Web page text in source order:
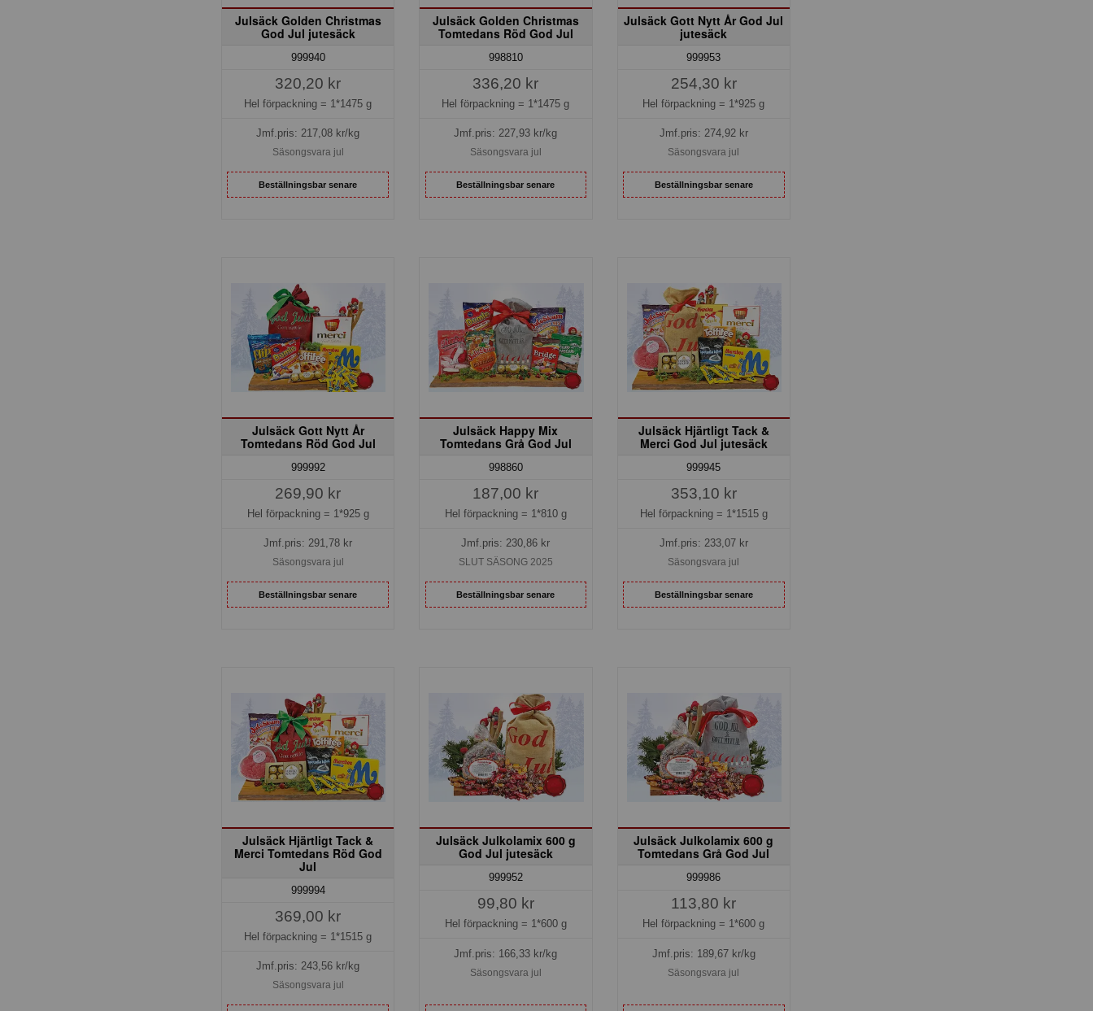
Julsäck Golden Christmas
God Jul jutesäck
999940
320,20 kr
Hel förpackning = 1*1475 g
Jmf.pris:217,08 kr/kg
Säsongsvara jul
Beställningsbar senare
Julsäck Golden Christmas
Tomtedans Röd God Jul
998810
336,20 kr
Hel förpackning = 1*1475 g
Jmf.pris:227,93 kr/kg
Säsongsvara jul
Beställningsbar senare
Julsäck Gott Nytt År God Jul
jutesäck
999953
254,30 kr
Hel förpackning = 1*925 g
Jmf.pris: 274,92kr
Säsongsvara jul
Beställningsbar senare
Julsäck Gott Nytt År
Tomtedans Röd God Jul
999992
269,90 kr
Hel förpackning = 1*925 g
Jmf.pris:291,78 kr
Säsongsvara jul
Beställningsbar senare
Julsäck Happy Mix
Tomtedans Grå God Jul
998860
187,00 kr
Hel förpackning = 1*810 g
Jmf.pris:230,86 kr
SLUT SÄSONG 2025
Beställningsbar senare
Julsäck Hjärtligt Tack &
Merci God Jul jutesäck
999945
353,10 kr
Hel förpackning = 1*1515 g
Jmf.pris: 233,07kr
Säsongsvara jul
Beställningsbar senare
Julsäck Hjärtligt Tack &
Merci Tomtedans Röd God
Jul
999994
369,00 kr
Hel förpackning = 1*1515 g
Jmf.pris:243,56 kr/kg
Säsongsvara jul
Julsäck Julkolamix 600 g
God Jul jutesäck
999952
99,80 kr
Hel förpackning = 1*600 g
Jmf.pris: 166,33 kr/kg
Säsongsvara jul
Julsäck Julkolamix 600 g
Tomtedans Grå God Jul
999986
113,80 kr
Hel förpackning = 1*600 g
Jmf.pris: 189,67kr/kg
Säsongsvara jul